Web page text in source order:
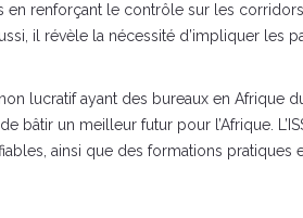
renforçant le contrôle sur les
il révèle la nécessité d’impliquer les
lucratif ayant des bureaux en Afrique
bâtir un meilleur futur pour l’Afrique.
ainsi que des formations pratiques